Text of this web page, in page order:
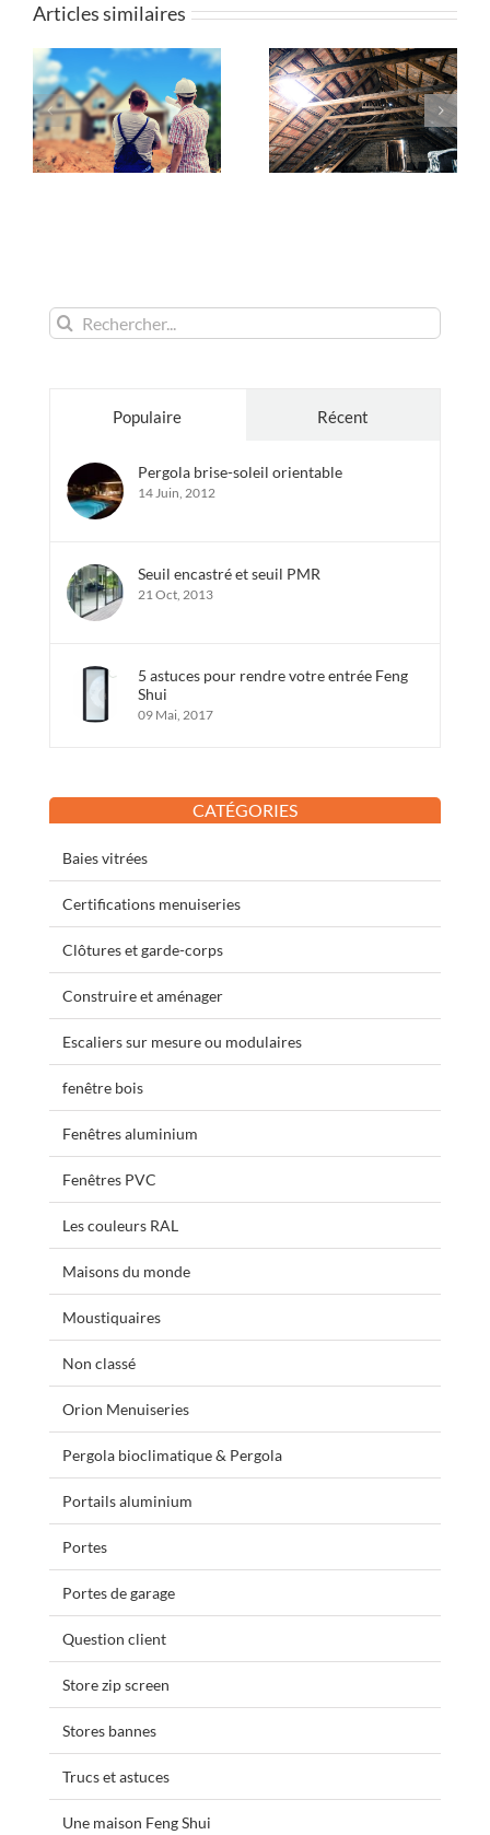
Articles similaires
Rechercher:
Populaire Récent
Pergola brise-soleil orientable
14 Juin, 2012
Seuil encastré et seuil PMR
21 Oct, 2013
5 astuces pour rendre votre entrée Feng
Shui
09 Mai, 2017
CATÉGORIES
Baies vitrées
Certifications menuiseries
Clôtures et garde-corps
Construire et aménager
Escaliers sur mesure ou modulaires
fenêtre bois
Fenêtres aluminium
Fenêtres PVC
Les couleurs RAL
Maisons du monde
Moustiquaires
Non classé
Orion Menuiseries
Pergola bioclimatique & Pergola
Portails aluminium
Portes
Portes de garage
Question client
Store zip screen
Stores bannes
Trucs et astuces
Une maison Feng Shui